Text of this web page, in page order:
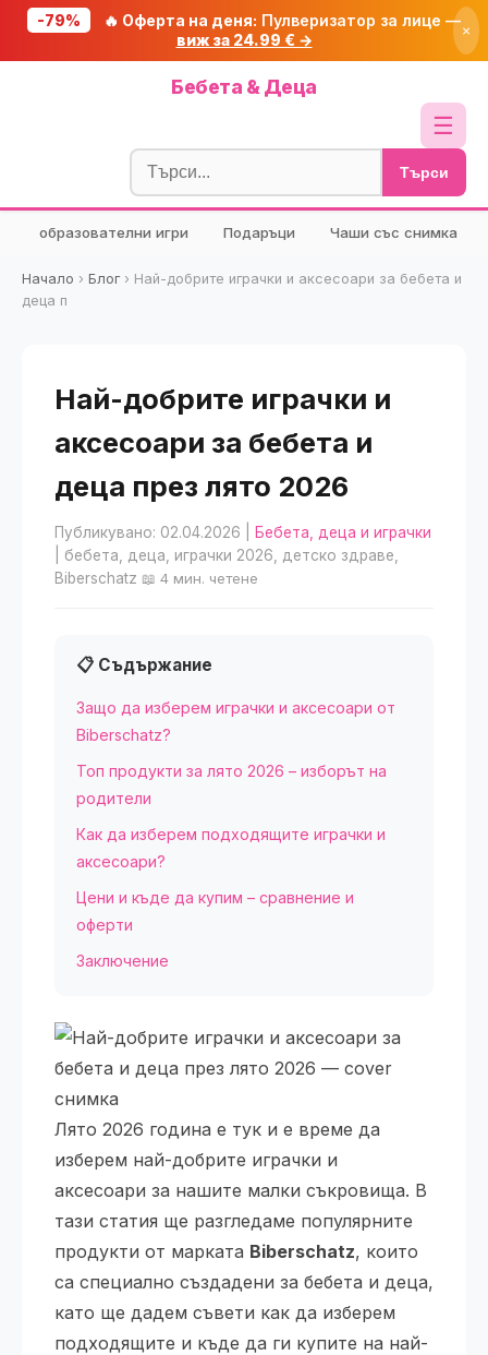
-79% 🔥 Оферта на деня: Пулверизатор за лице —
виж за 24.99 € →
×
Бебета & Деца
☰
Блог
🧮 Калкулатори
🔍 Намери продукт
🎁 Подарък
Търси
образователни игри Подаръци Чаши със снимка
Начало › Блог› Най-добрите играчки и аксесоари за бебета и
деца п
Най-добрите играчки и
аксесоари за бебета и
деца през лято 2026
Публикувано: 02.04.2026
Бебета, деца и играчки
| бебета, деца, играчки 2026, детско здраве,
Biberschatz 📖 4 мин. четене
📋 Съдържание
Защо да изберем играчки и аксесоари от
Biberschatz?
Топ продукти за лято 2026 – изборът на
родители
Как да изберем подходящите играчки и
аксесоари?
Цени и къде да купим – сравнение и
оферти
Заключение
Лято 2026 година е тук и е време да
изберем най-добрите играчки и
аксесоари за нашите малки съкровища. В
тази статия ще разгледаме популярните
продукти от марката Biberschatz, които
са специално създадени за бебета и деца,
като ще дадем съвети как да изберем
подходящите и къде да ги купите на най-